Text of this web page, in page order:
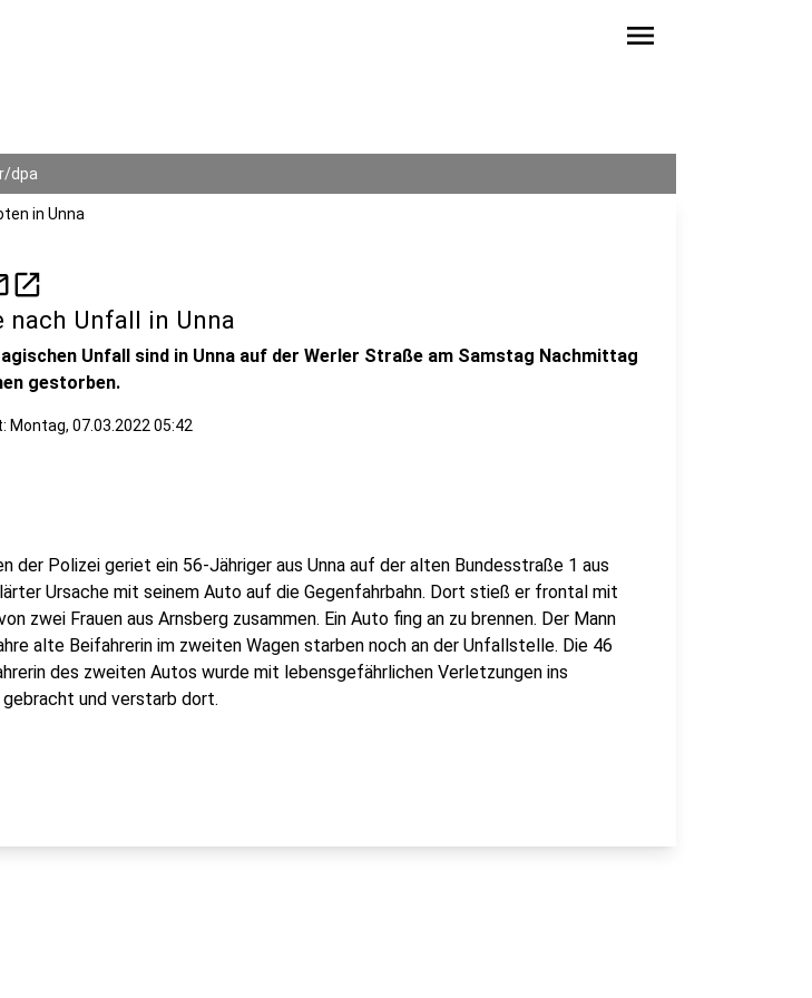
menu
dpa
in Unna
open_in_new
nach Unfall in Unna
Unfall sind in Unna auf der Werler Straße am Samstag Nachmittag
gestorben.
07.03.2022 05:42
der Polizei geriet ein 56-Jähriger aus Unna auf der alten Bundesstraße 1 aus
Ursache mit seinem Auto auf die Gegenfahrbahn. Dort stieß er frontal mit
zwei Frauen aus Arnsberg zusammen. Ein Auto fing an zu brennen. Der Mann
alte Beifahrerin im zweiten Wagen starben noch an der Unfallstelle. Die 46
des zweiten Autos wurde mit lebensgefährlichen Verletzungen ins
gebracht und verstarb dort.